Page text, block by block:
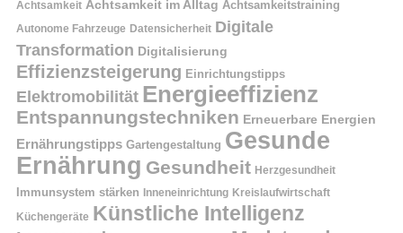
Achtsamkeit Achtsamkeit im Alltag Achtsamkeitstraining
Autonome Fahrzeuge Datensicherheit Digitale
Transformation Digitalisierung
Effizienzsteigerung Einrichtungstipps
Elektromobilität Energieeffizienz
Entspannungstechniken Erneuerbare Energien
Ernährungstipps Gartengestaltung Gesunde
Ernährung Gesundheit Herzgesundheit
Immunsystem stärken Inneneinrichtung Kreislaufwirtschaft
Küchengeräte Künstliche Intelligenz